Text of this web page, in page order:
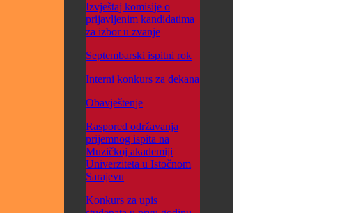
Izvještaj komisije o
prijavljenim kandidatima
za izbor u zvanje
Septembarski ispitni rok
Interni konkurs za dekana
Obavještenje
Raspored održavanja
prijemnog ispita na
Muzičkoj akademiji
Univerziteta u Istočnom
Sarajevu
Konkurs za upis